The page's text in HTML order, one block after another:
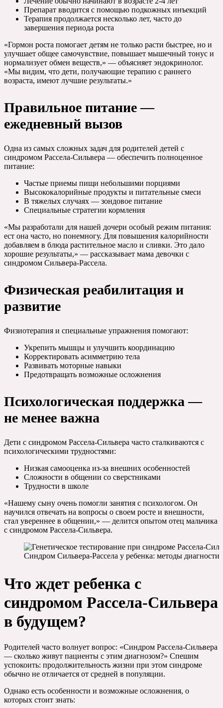
Препарат вводится с помощью подкожных инъекций
Терапия продолжается несколько лет, часто до
завершения периода роста
«Гормон роста помогает детям не только расти быстрее, но и
улучшает общее самочувствие, повышает мышечный тонус и
нормализует обмен веществ,» — объясняет эндокринолог.
«Мы видим, что дети, получающие терапию с раннего
возраста, имеют лучшие результаты.»
Правильное питание —
ежедневный вызов
Одна из самых сложных задач для родителей детей с
синдромом Рассела-Сильвера — обеспечить полноценное
питание:
Частые приемы пищи небольшими порциями
Высококалорийные продукты и питательные смеси
В тяжелых случаях — зондовое питание
Специальные стратегии кормления
«Мы разработали для нашей дочери особый режим питания:
ест она часто, но понемногу. Для повышения калорийности
добавляем в блюда растительное масло и сливки. Это дало
хорошие результаты,» — рассказывает мама девочки с
синдромом Сильвера-Рассела.
Физическая реабилитация и
развитие
Физиотерапия и специальные упражнения помогают:
Укрепить мышцы и улучшить координацию
Корректировать асимметрию тела
Развивать моторные навыки
Предотвращать возможные осложнения
Психологическая поддержка —
не менее важна
Дети с синдромом Рассела-Сильвера часто сталкиваются с
психологическими трудностями:
Низкая самооценка из-за внешних особенностей
Сложности в общении со сверстниками
Трудности в школе
«Нашему сыну очень помогли занятия с психологом. Он
научился отвечать на вопросы о своем росте и внешности,
стал увереннее в общении,» — делится опытом отец мальчика
с синдромом Рассела-Сильвера.
Синдром Сильвера-Рассела у ребенка: методы
Что ждет ребенка с
синдромом Рассела-Сильвера
в будущем?
Родителей часто волнует вопрос: «Синдром Рассела-Сильвера
— сколько живут пациенты с этим диагнозом?» Спешим
успокоить: продолжительность жизни при этом синдроме
обычно не отличается от средней в популяции.
Однако есть особенности и возможные осложнения, о
которых стоит знать: